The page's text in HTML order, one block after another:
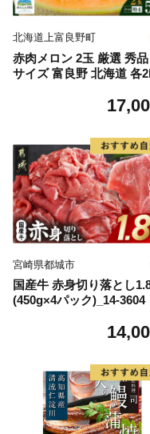
北海道上富良野町
赤肉メロン 2玉 厳選 秀
サイズ 富良野 北海道 各
富良野 メロン めろん 果
宮崎県都城市
国産牛 赤身切り落とし
(450g×4パック)_14-3604